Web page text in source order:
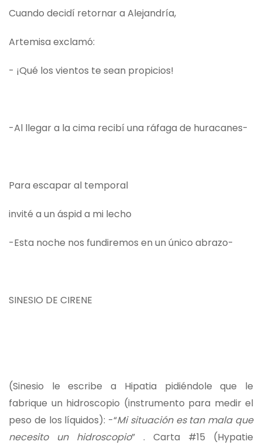
Cuando decidí retornar a Alejandría,
Artemisa exclamó:
- ¡Qué los vientos te sean propicios!
-Al llegar a la cima recibí una ráfaga de huracanes-
Para escapar al temporal
invité a un áspid a mi lecho
-Esta noche nos fundiremos en un único abrazo-
SINESIO DE CIRENE
(Sinesio le escribe a Hipatia pidiéndole que le
fabrique un hidroscopio (instrumento para medir el
peso de los líquidos): -“Mi situación es tan mala que
necesito un hidroscopio” . Carta #15 (Hypatie